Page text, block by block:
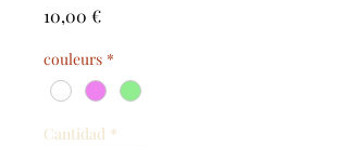
10,00 €Precio
couleurs *
Cantidad *